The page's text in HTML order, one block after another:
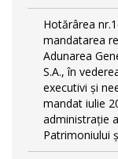
Hotărârea
mandatarea
Adunarea
S.A., în
executivi și
mandat iulie
administrație
Patrimoniului